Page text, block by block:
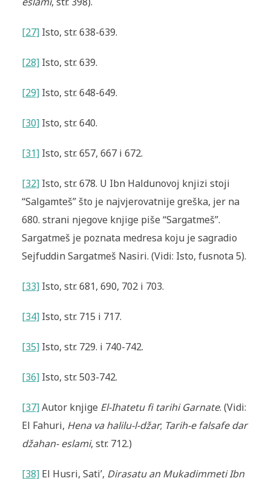
[27]Isto, str. 638-639.
[28]Isto, str. 639.
[29]Isto, str. 648-649.
[30]Isto, str. 640.
[31]Isto, str. 657, 667 i 672.
[32]Isto, str. 678. U Ibn Haldunovoj knjizi stoji
“Salgamteš” što je najvjerovatnije greška, jer na
680. strani njegove knjige piše “Sargatmeš”.
Sargatmeš je poznata medresa koju je sagradio
Sejfuddin Sargatmeš Nasiri. (Vidi: Isto, fusnota 5).
[33]Isto, str. 681, 690, 702 i 703.
[34]Isto, str. 715 i 717.
[35]Isto, str. 729. i 740-742.
[36]Isto, str. 503-742.
[37]Autor knjige El-Ihatetu fi tarihi Garnate. (Vidi:
El Fahuri, Hena va halilu-l-džar; Tarih-e falsafe dar
džahan- eslami, str. 712.)
[38]El Husri, Sati’, Dirasatu an Mukadimmeti Ibn